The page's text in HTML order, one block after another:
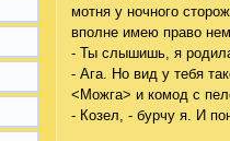
мотня у ночного
вполне имею право
- Ты слышишь, я
- Ага. Но вид у тебя
<Можга> и комод с
- Козел, - бурчу я. И